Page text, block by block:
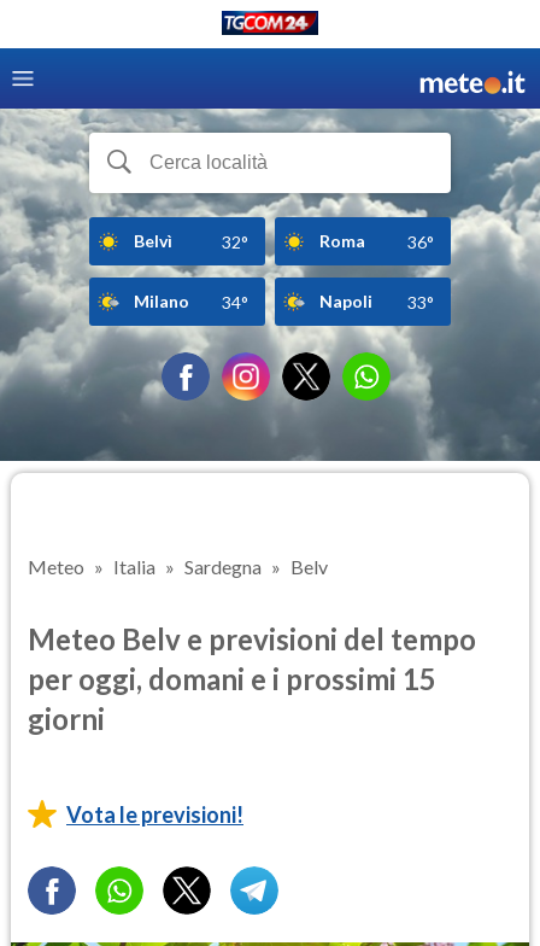
Belvì 32° Roma 36°
Milano 34° Napoli 33°
Meteo Italia Sardegna Belv
Meteo Belv e previsioni del tempo
per oggi, domani e i prossimi 15
giorni
Vota le previsioni!